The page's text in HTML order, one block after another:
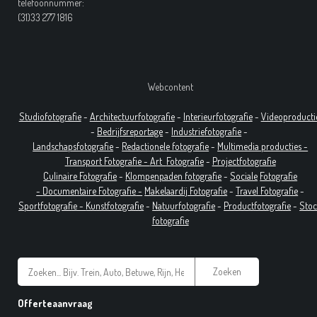
telefoonnummer:
(31)33 277 1816
Webcontent
Studiofotografie- Architectuurfotografie- Interieurfotografie-
- Bedrijfsreportage- Industriefotografie-
Landschapsfotografie- Redactionele fotografie- Multimedia producties -
Transport Fotografie - Art Fotografie- Projectfotografie
Culinaire Fotografie- Klompenpaden fotografie-Sociale Fotografie
- Documentaire Fotografie- Makelaardij Fotografie-Travel Fotografie-
Sportfotografie - Kunstfotografie- Natuurfotografie- Productfotografie-
fotografie
Zoeken
Offerteaanvraag